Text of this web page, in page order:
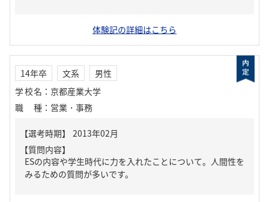
体験記の詳細はこちら
14年卒 文系
男性
学校名 ： 京都産業大学
職種 ： 営業・事務
【質問内容】
ESの内容や学生時代に力を入れたことについて。人間性を
みるための質問が多いです。